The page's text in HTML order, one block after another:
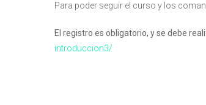
Para poder seguir el curso y los
El registro es obligatorio, y se debe
introduccion3/